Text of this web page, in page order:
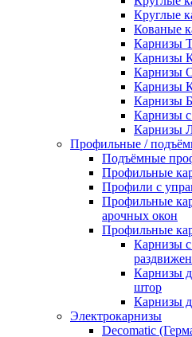
Круглые
Кованые
Карнизы
Карнизы
Карнизы
Карнизы
Карнизы
Карнизы с
Карнизы
Профильные /
Подъёмные
Профильные
Профили с
Профильные
арочных окон
Профильные
Карнизы
Карнизы
штор
Карнизы
Электрокарнизы
Decomatic